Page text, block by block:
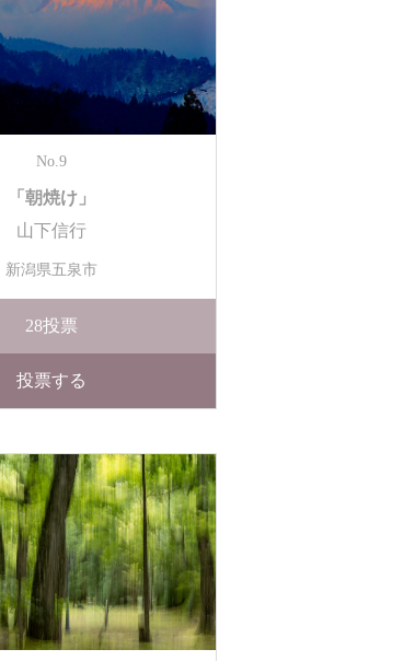
No.9
「朝焼け」
山下信行
新潟県五泉市
28投票
投票する